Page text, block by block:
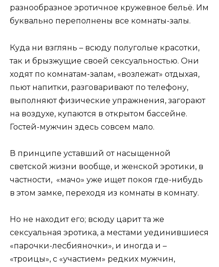
разнообразное эротичное кружевное бельё. Им
буквально переполнены все комнаты-залы.
Куда ни взглянь – всюду полуголые красотки,
так и брызжущие своей сексуальностью. Они
ходят по комнатам-залам, «возлежат» отдыхая,
пьют напитки, разговаривают по телефону,
выполняют физические упражнения, загорают
на воздухе, купаются в открытом бассейне.
Гостей-мужчин здесь совсем мало.
В принципе уставший от насыщенной
светской жизни вообще, и женской эротики, в
частности, «мачо» уже ищет покоя где-нибудь
в этом замке, переходя из комнаты в комнату.
Но не находит его; всюду царит та же
сексуальная эротика, а местами уединившиеся
«парочки-лесбияночки», и иногда и –
«троицы», с «участием» редких мужчин,